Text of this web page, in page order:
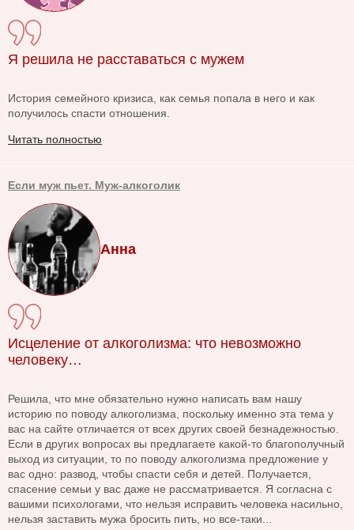
Я решила не расставаться с мужем
История семейного кризиса, как семья попала в него и как
получилось спасти отношения.
Читать полностью
Если муж пьет. Муж-алкоголик
Анна
Исцеление от алкоголизма: что невозможно
человеку…
Решила, что мне обязательно нужно написать вам нашу
историю по поводу алкоголизма, поскольку именно эта тема у
вас на сайте отличается от всех других своей безнадежностью.
Если в других вопросах вы предлагаете какой-то благополучный
выход из ситуации, то по поводу алкоголизма предложение у
вас одно: развод, чтобы спасти себя и детей. Получается,
спасение семьи у вас даже не рассматривается. Я согласна с
вашими психологами, что нельзя исправить человека насильно,
нельзя заставить мужа бросить пить, но все-таки...